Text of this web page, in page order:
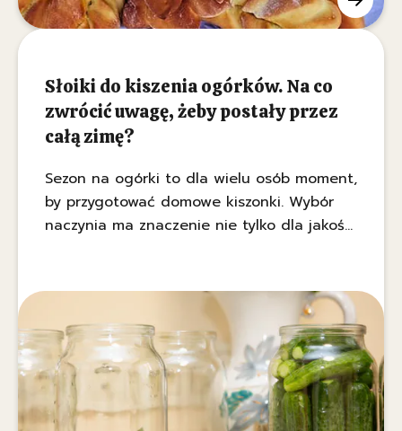
Słoiki do kiszenia ogórków. Na co
zwrócić uwagę, żeby postały przez
całą zimę?
Sezon na ogórki to dla wielu osób moment,
by przygotować domowe kiszonki. Wybór
naczynia ma znaczenie nie tylko dla jakości
kiszenia ogórków sprawdzą się najlepiej i
czego unikać.